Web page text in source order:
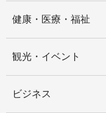
健康・医療・福祉
観光・イベント
ビジネス